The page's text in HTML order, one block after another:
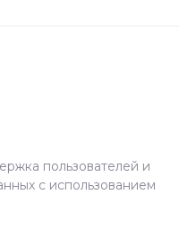
пользователей и
с использованием